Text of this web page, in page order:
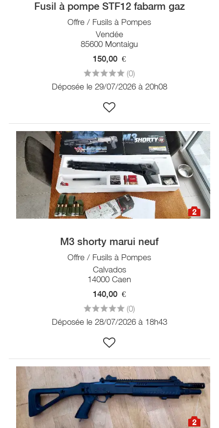
Fusil à pompe STF12 fabarm gaz
Offre / Fusils à Pompes
Vendée
85600 Montaigu
150,00 €
(0)
Déposée le 29/07/2026 à 20h08
2
M3 shorty marui neuf
Offre / Fusils à Pompes
Calvados
14000 Caen
140,00 €
(0)
Déposée le 28/07/2026 à 18h43
2